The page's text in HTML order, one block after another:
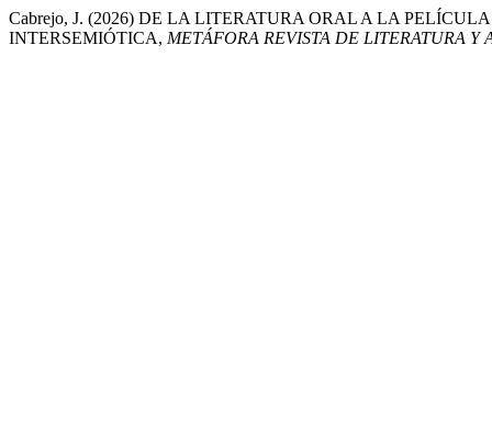
Cabrejo, J. (2026) DE LA LITERATURA ORAL A LA
INTERSEMIÓTICA, METÁFORA REVISTA DE LITERATURA Y